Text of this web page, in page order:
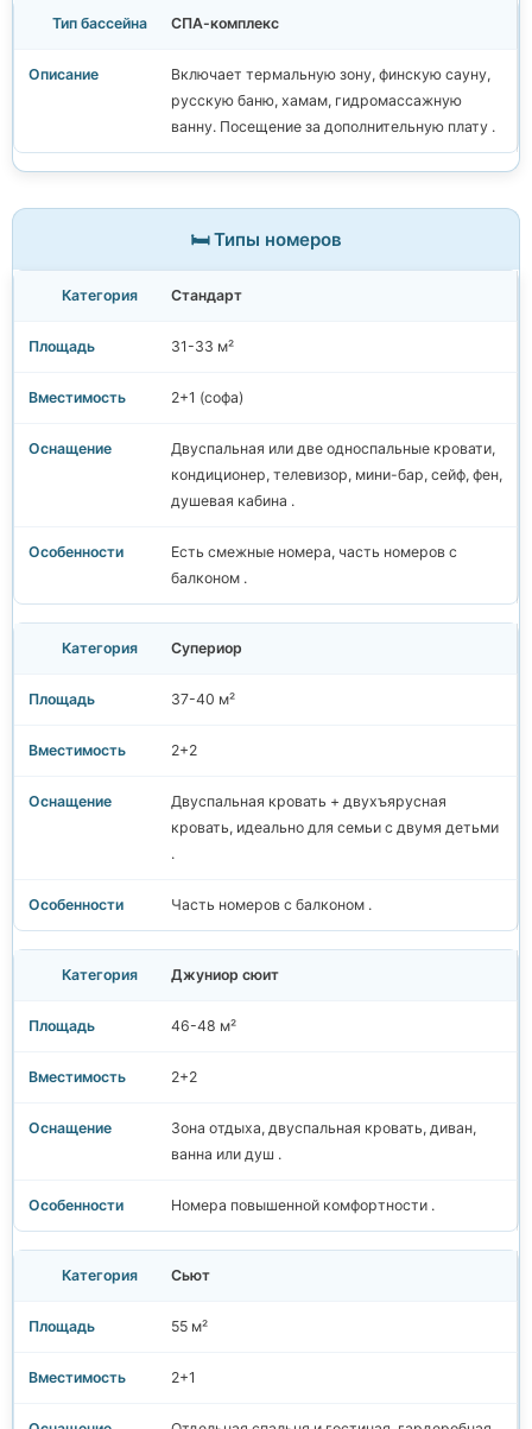
СПА-комплекс
Включает термальную зону, финскую сауну,
русскую баню, хамам, гидромассажную
ванну. Посещение за дополнительную плату .
🛏️ Типы номеров
Стандарт
31-33 м²
2+1 (софа)
Двуспальная или две односпальные кровати,
кондиционер, телевизор, мини-бар, сейф, фен,
душевая кабина .
Есть смежные номера, часть номеров с
балконом .
Супериор
37-40 м²
2+2
Двуспальная кровать + двухъярусная
кровать, идеально для семьи с двумя детьми
.
Часть номеров с балконом .
Джуниор сюит
46-48 м²
2+2
Зона отдыха, двуспальная кровать, диван,
ванна или душ .
Номера повышенной комфортности .
Сьют
55 м²
2+1